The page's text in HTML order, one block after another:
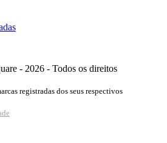
- 2026 - Todos os direitos
registradas dos seus respectivos